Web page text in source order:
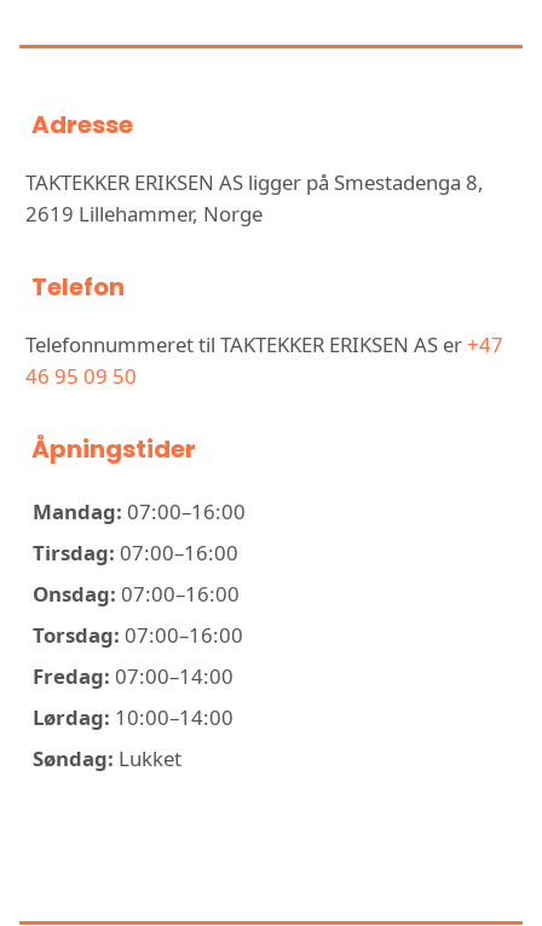
Adresse
TAKTEKKER ERIKSEN AS ligger på Smestadenga 8,
2619 Lillehammer, Norge
Telefon
Telefonnummeret til TAKTEKKER ERIKSEN AS er+47
46 95 09 50
Åpningstider
Mandag: 07:00–16:00
Tirsdag: 07:00–16:00
Onsdag: 07:00–16:00
Torsdag: 07:00–16:00
Fredag: 07:00–14:00
Lørdag: 10:00–14:00
Søndag: Lukket